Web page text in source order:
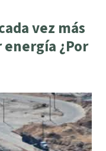
vez más
¿Por